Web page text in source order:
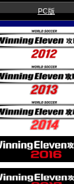
PC版